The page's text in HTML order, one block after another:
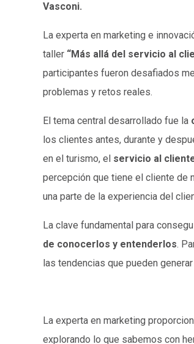
Vasconi.
La experta en marketing e
taller “Más allá del servicio al
participantes fueron desafiados
problemas y retos reales.
El tema central desarrollado fue la
los clientes antes, durante y
en el turismo, el servicio al
percepción que tiene el cliente de
una parte de la experiencia del
La clave fundamental para
de conocerlos y entenderlos.
las tendencias que pueden
La experta en marketing
explorando lo que sabemos con